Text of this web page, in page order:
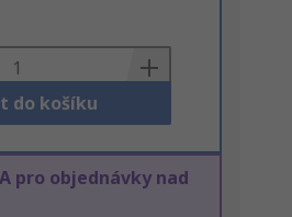
do košíku
pro objednávky nad